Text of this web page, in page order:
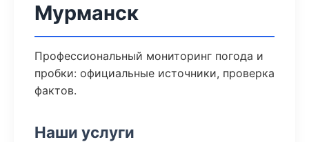
Мурманск
Профессиональный мониторинг погода и
пробки: официальные источники, проверка
фактов.
Наши услуги